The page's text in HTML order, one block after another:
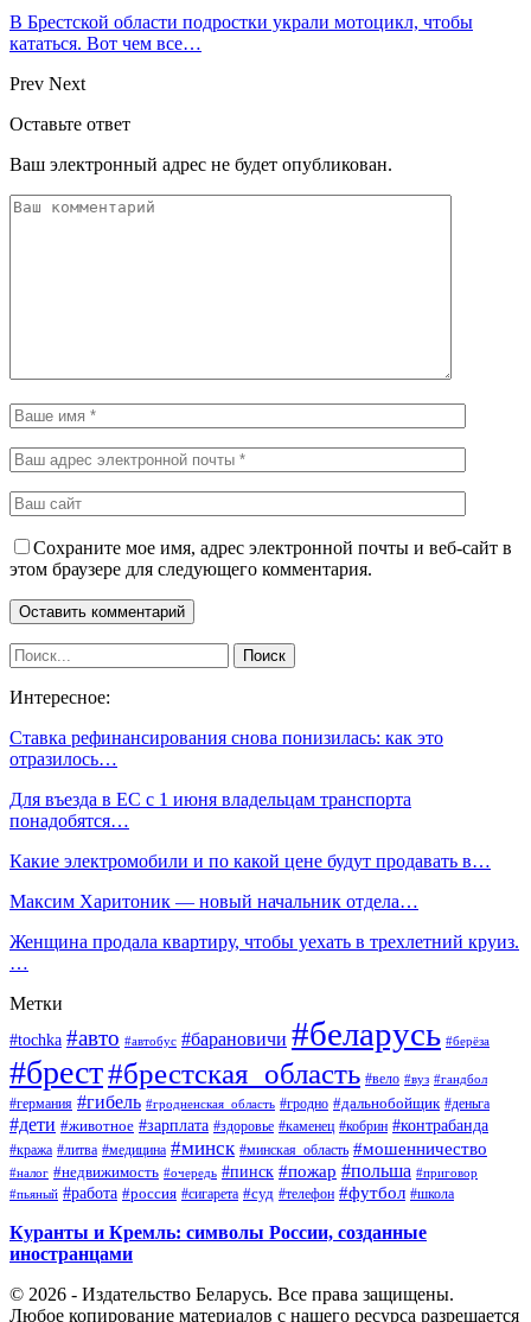
В Брестской области подростки украли мотоцикл, чтобы
кататься. Вот чем все…
Prev Next
Оставьте ответ
Ваш электронный адрес не будет опубликован.
Сохраните мое имя, адрес электронной почты и веб-сайт в
этом браузере для следующего комментария.
Интересное:
Ставка рефинансирования снова понизилась: как это
отразилось…
Для въезда в ЕС с 1 июня владельцам транспорта
понадобятся…
Какие электромобили и по какой цене будут продавать в…
Максим Харитоник — новый начальник отдела…
Женщина продала квартиру, чтобы уехать в трехлетний круиз.
…
Метки
#tochka #авто #автобус #барановичи #беларусь #берёза
#брест#брестская_область #вело #вуз #гандбол
#германия #гибель #гродненская_область #гродно #дальнобойщик #деньга
#дети #животное #зарплата #здоровье #каменец #кобрин #контрабанда
#кража #литва #медицина #минск #минская_область #мошенничество
#налог #недвижимость #очередь #пинск #пожар #польша #приговор
#пьяный #работа #россия #сигарета #суд #телефон #футбол #школа
Куранты и Кремль: символы России, созданные
иностранцами
© 2026 - Издательство Беларусь. Все права защищены.
Любое копирование материалов с нашего ресурса разрешается